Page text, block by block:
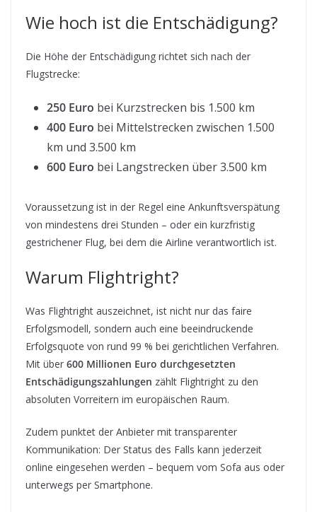
Wie hoch ist die Entschädigung?
Die Höhe der Entschädigung richtet sich nach der
Flugstrecke:
250 Euro bei Kurzstrecken bis 1.500 km
400 Euro bei Mittelstrecken zwischen 1.500
km und 3.500 km
600 Euro bei Langstrecken über 3.500 km
Voraussetzung ist in der Regel eine Ankunftsverspätung
von mindestens drei Stunden – oder ein kurzfristig
gestrichener Flug, bei dem die Airline verantwortlich ist.
Warum Flightright?
Was Flightright auszeichnet, ist nicht nur das faire
Erfolgsmodell, sondern auch eine beeindruckende
Erfolgsquote von rund 99 % bei gerichtlichen Verfahren.
Mit über 600 Millionen Euro durchgesetzten
Entschädigungszahlungen zählt Flightright zu den
absoluten Vorreitern im europäischen Raum.
Zudem punktet der Anbieter mit transparenter
Kommunikation: Der Status des Falls kann jederzeit
online eingesehen werden – bequem vom Sofa aus oder
unterwegs per Smartphone.